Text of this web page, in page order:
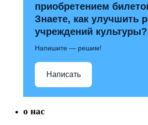
приобретением
Знаете, как улучшить
учреждений культуры?
Напишите — решим!
Написать
о нас